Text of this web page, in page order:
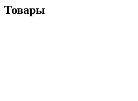
Товары